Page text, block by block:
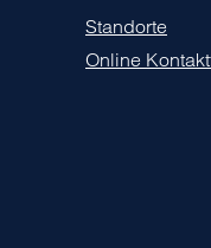
Standorte
Online